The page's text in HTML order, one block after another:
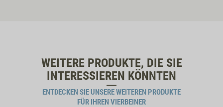
WEITERE PRODUKTE, DIE SIE
INTERESSIEREN KÖNNTEN
ENTDECKEN SIE UNSERE WEITEREN PRODUKTE
FÜR IHREN VIERBEINER